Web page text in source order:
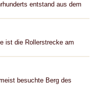
entstand aus dem
ist die Rollerstrecke am
besuchte Berg des